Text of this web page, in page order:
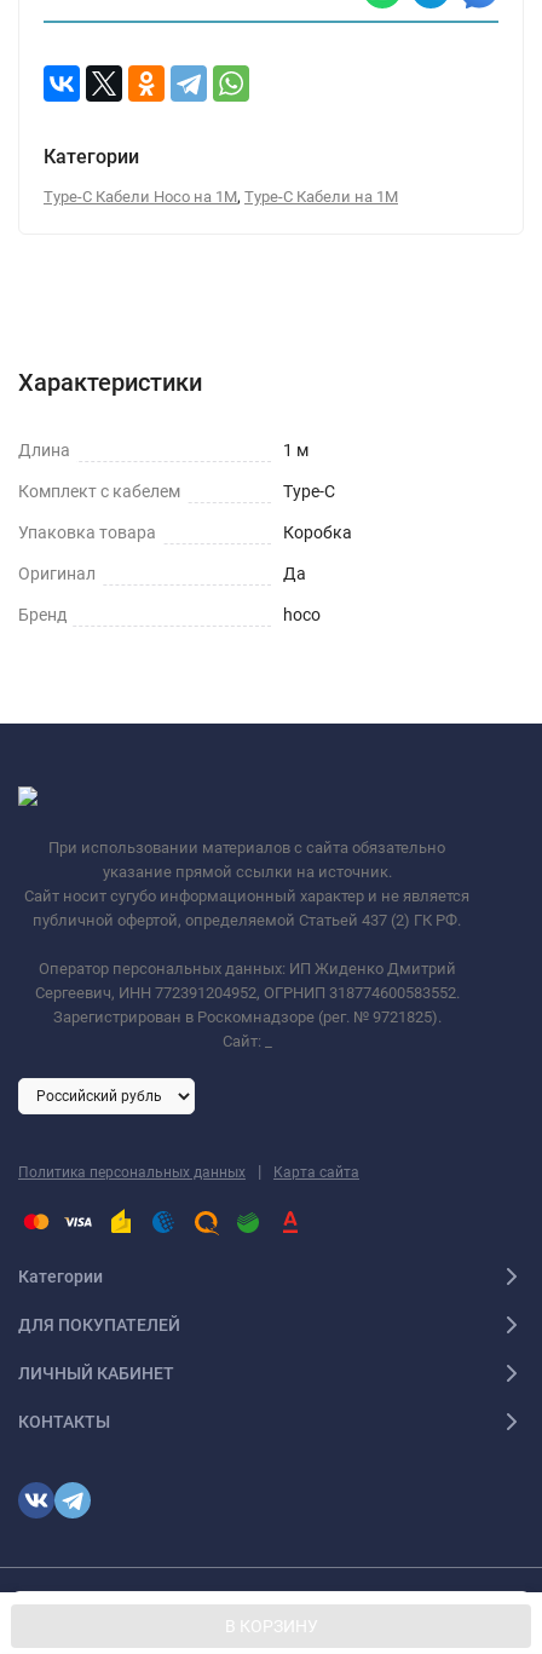
В КОРЗИНУ
Категории
Type-C Кабели Hoco на 1М, Type-C Кабели на 1М
Характеристики
Длина 1 м
Комплект с кабелем Type-C
Упаковка товара Коробка
Оригинал Да
Бренд hoco
При использовании материалов с сайта обязательно
указание прямой ссылки на источник.
Сайт носит сугубо информационный характер и не является
публичной офертой, определяемой Статьей 437 (2) ГК РФ.
Оператор персональных данных: ИП Жиденко Дмитрий
Сергеевич, ИНН 772391204952, ОГРНИП 318774600583552.
Зарегистрирован в Роскомнадзоре (рег. № 9721825).
Сайт:
Политика персональных данных | Карта сайта
Категории
ДЛЯ ПОКУПАТЕЛЕЙ
ЛИЧНЫЙ КАБИНЕТ
КОНТАКТЫ